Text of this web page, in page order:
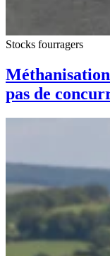
Stocks fourragers
pas de